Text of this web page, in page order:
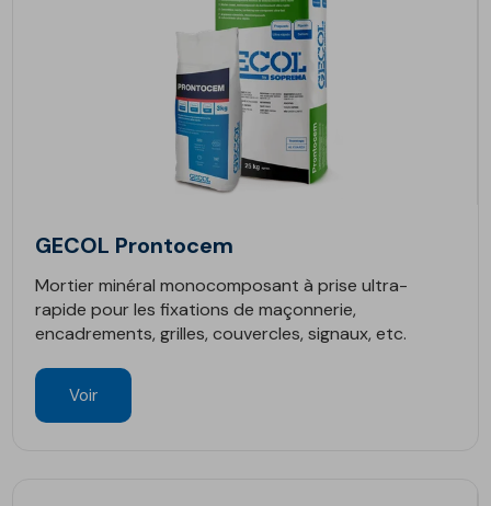
GECOL Prontocem
Mortier minéral monocomposant à prise ultra-
rapide pour les fixations de maçonnerie,
encadrements, grilles, couvercles, signaux, etc.
Voir